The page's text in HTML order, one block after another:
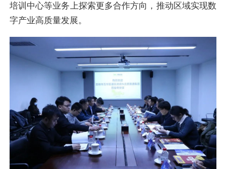
培训中心等业务上探索更多合作方向，推动区域实现数
字产业高质量发展。